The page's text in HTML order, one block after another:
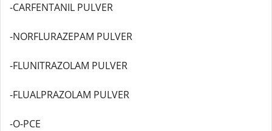
-CARFENTANIL PULVER
-NORFLURAZEPAM PULVER
-FLUNITRAZOLAM PULVER
-FLUALPRAZOLAM PULVER
-O-PCE